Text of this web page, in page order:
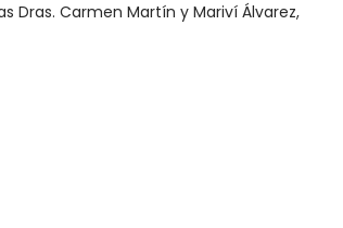
Dras. Carmen Martín y Mariví Álvarez,